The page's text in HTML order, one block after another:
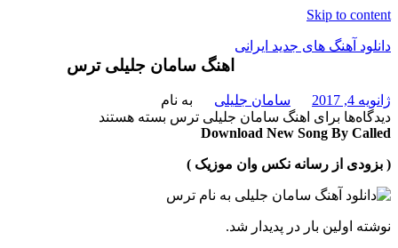
Skip to content
دانلود آهنگ های جدید ایرانی
دانلود
فول
آلبوم
موزیک
اهنگ سامان جلیلی ترس
ژانویه 4, 2017
سامان جلیلی
دیدگاه‌ها برای اهنگ سامان جلیلی ترس بسته هستند
به نام
Download New Song By Called
( بزودی از رسانه نکس وان موزیک )
نوشته اولین بار در پدیدار شد.